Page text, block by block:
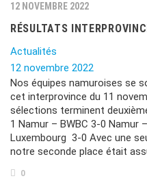
12 NOVEMBRE 2022
RÉSULTATS
Actualités
12 novembre 2022
Nos équipes namuroises se
cet interprovince du 11
sélections terminent
1 Namur – BWBC 3-0 Namur
Luxembourg 3-0 Avec une
notre seconde place était
0